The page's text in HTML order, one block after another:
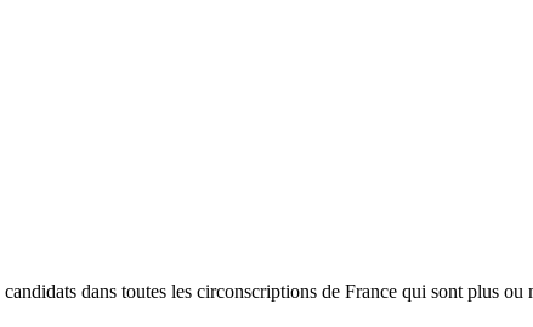
dans toutes les circonscriptions de France qui sont plus ou